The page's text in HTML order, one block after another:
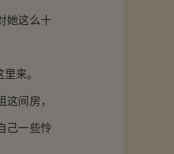
她这么十
来。
间房，
己一些怜